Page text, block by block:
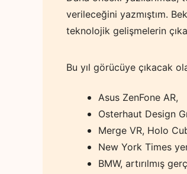
verileceğini yazmıştım.
teknolojik gelişmelerin
Bu yıl görücüye çıkacak
Asus ZenFone AR,
Osterhaut Design
Merge VR, Holo
New York Times
BMW, artırılmış